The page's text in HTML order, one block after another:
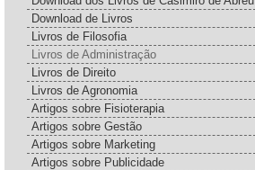
Download de Livros
Livros de Filosofia
Livros de Administração
Livros de Direito
Livros de Agronomia
Artigos sobre Fisioterapia
Artigos sobre Gestão
Artigos sobre Marketing
Artigos sobre Publicidade